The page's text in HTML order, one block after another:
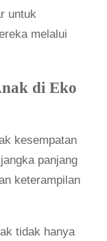
untuk
melalui
di Eko
kesempatan
panjang
keterampilan
tidak hanya